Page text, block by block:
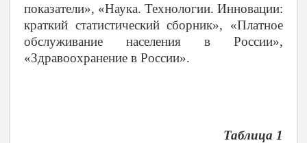
показатели», «Наука. Технологии. Инновации:
краткий статистический сборник», «Платное
обслуживание населения в России»,
«Здравоохранение в России».
Таблица 1